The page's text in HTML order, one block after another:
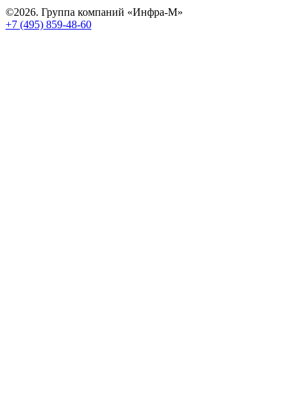
©2026. Группа компаний «Инфра-М»
+7 (495) 859-48-60